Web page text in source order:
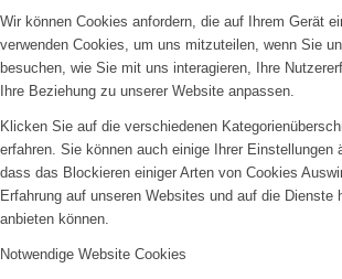
Wir können Cookies anfordern, die auf Ihrem Gerät
verwenden Cookies, um uns mitzuteilen, wenn Sie
besuchen, wie Sie mit uns interagieren, Ihre
Ihre Beziehung zu unserer Website anpassen.
Klicken Sie auf die verschiedenen
erfahren. Sie können auch einige Ihrer Einstellungen
dass das Blockieren einiger Arten von Cookies
Erfahrung auf unseren Websites und auf die Dienste
anbieten können.
Notwendige Website Cookies